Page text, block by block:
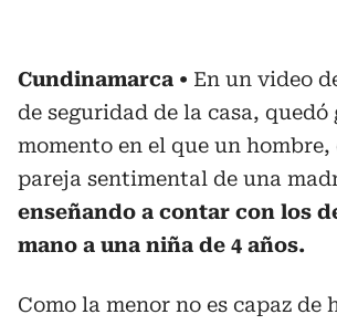
Cundinamarca
En un video
de seguridad de la casa, quedó
momento en el que un hombre,
pareja sentimental de una
enseñando a contar con los
mano a una niña de 4 años.
Como la menor no es capaz de